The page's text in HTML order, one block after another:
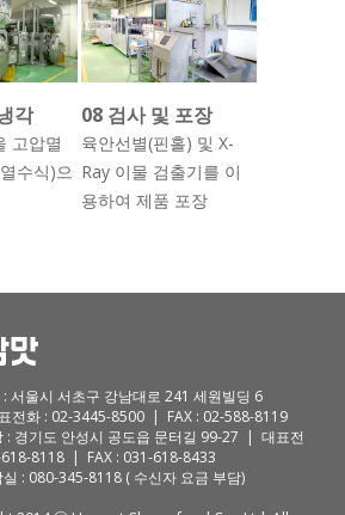
각
고압멸
수식)으
08 검사 및 포장
육안선별(핀홀) 및 X-
Ray 이물 검출기를 이
용하여 제품 포장
울시 서초구 강남대로 241 세원빌딩 6
전화 : 02-3445-8500 | FAX : 02-588-8119
: 경기도 안성시 공도읍 문터길 99-27 | 대표전
8118 | FAX : 031-618-8433
실 : 080-345-8118 ( 수신자 요금 부담)